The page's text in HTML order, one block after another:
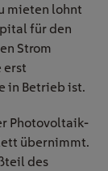
mieten lohnt
für den
Strom
erst
in Betrieb ist.
Photovoltaik-
übernimmt.
des